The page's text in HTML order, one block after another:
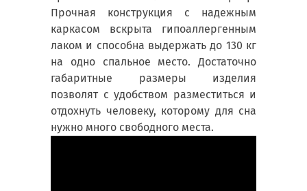
Прочная конструкция с надежным
каркасом вскрыта гипоаллергенным
лаком и способна выдержать до 130 кг
на одно спальное место. Достаточно
габаритные размеры изделия
позволят с удобством разместиться и
отдохнуть человеку, которому для сна
нужно много свободного места.